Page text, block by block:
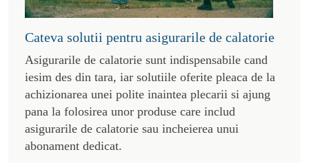
Cateva solutii pentru asigurarile de calatorie
Asigurarile de calatorie sunt indispensabile cand
iesim des din tara, iar solutiile oferite pleaca de la
achizionarea unei polite inaintea plecarii si ajung
pana la folosirea unor produse care includ
asigurarile de calatorie sau incheierea unui
abonament dedicat.